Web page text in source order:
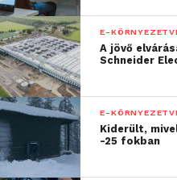
E-
A jövő
Schneider
E-
Kiderült,
-25 fokban